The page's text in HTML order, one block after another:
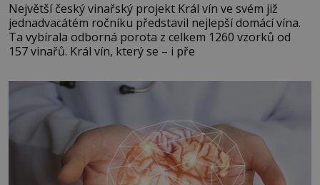
Největší český vinařský projekt Král vín ve svém již
jednadvacátém ročníku představil nejlepší domácí vína.
Ta vybírala odborná porota z celkem 1260 vzorků od
157 vinařů. Král vín, který se – i pře